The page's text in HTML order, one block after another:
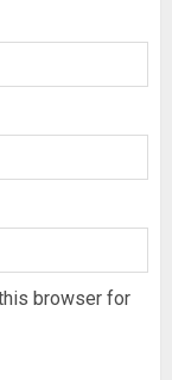
browser for